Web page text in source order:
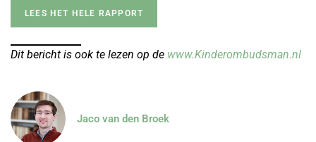
LEES HET HELE RAPPORT
Dit bericht is ook te lezen op de www.Kinderombudsman.nl
Jaco van den Broek